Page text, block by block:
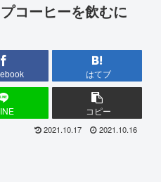
コーヒーを飲むに
はてブ
コピー
2021.10.17 2021.10.16